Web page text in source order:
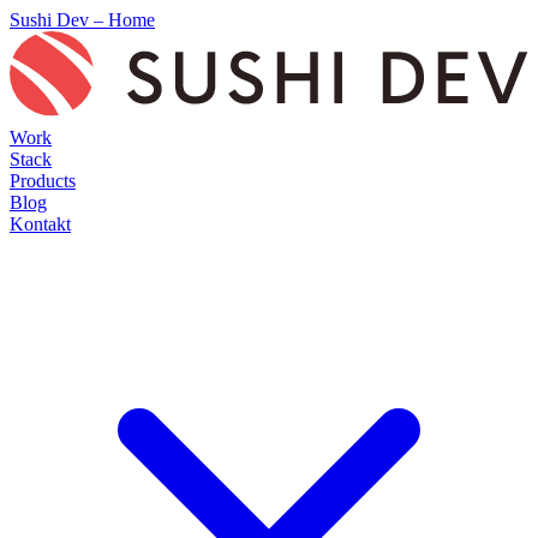
Sushi Dev – Home
Work
Stack
Products
Blog
Kontakt